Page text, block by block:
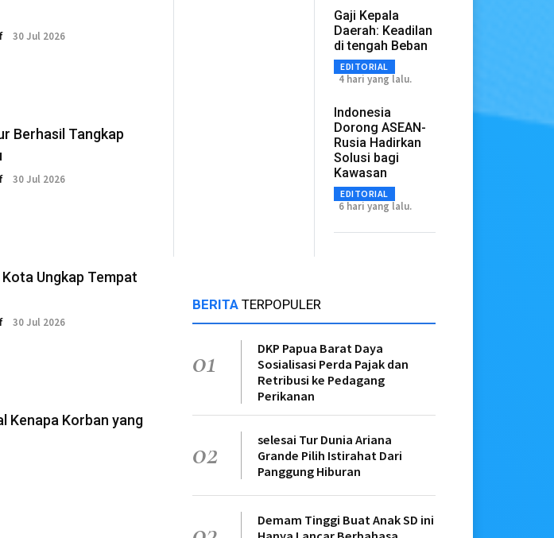
30 Jul 2026
Berhasil Tangkap
30 Jul 2026
Ungkap Tempat
30 Jul 2026
Kenapa Korban yang
Gaji Kepala
Daerah: Keadilan
di tengah Beban
EDITORIAL
4 hari yang lalu.
Indonesia
Dorong ASEAN-
Rusia Hadirkan
Solusi bagi
Kawasan
EDITORIAL
6 hari yang lalu.
BERITATERPOPULER
01
DKP Papua Barat Daya
Sosialisasi Perda Pajak dan
Retribusi ke Pedagang
Perikanan
02
selesai Tur Dunia Ariana
Grande Pilih Istirahat Dari
Panggung Hiburan
Demam Tinggi Buat Anak SD ini